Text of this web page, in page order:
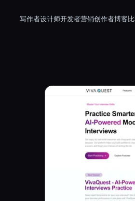
写作者设计师开发者营销创作者博客